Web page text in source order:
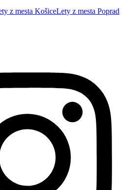
z mesta KošiceLety z mesta Poprad